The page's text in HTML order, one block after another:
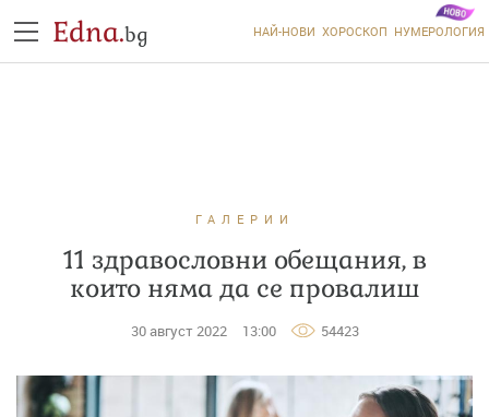
Edna.bg НАЙ-НОВИ ХОРОСКОП НУМЕРОЛОГИЯ
ГАЛЕРИИ
11 здравословни обещания, в
които няма да се провалиш
30 август 2022 13:00 54423